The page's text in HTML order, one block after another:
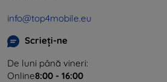
info@top4mobile.eu
Scrieți-ne
De luni până vineri:
Online8:00 - 16:00